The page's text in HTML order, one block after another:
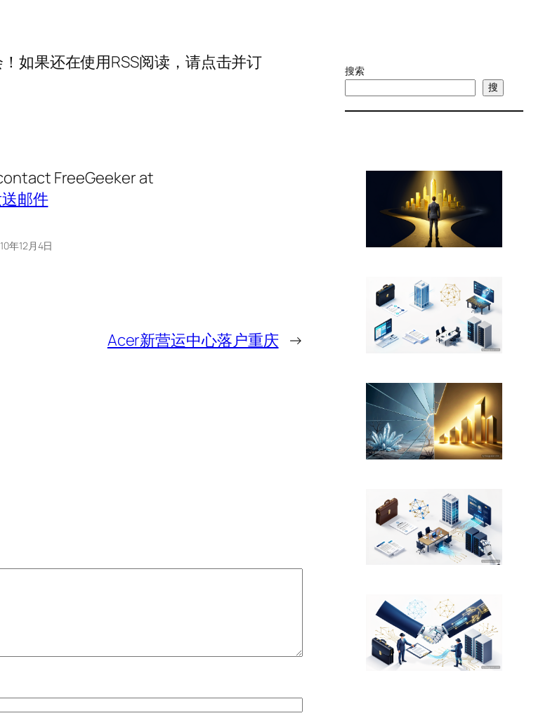
如果还在使用RSS阅读，请点击并订
FreeGeeker at
邮件
年12月4日
Acer新营运中心落户重庆 →
搜索
搜